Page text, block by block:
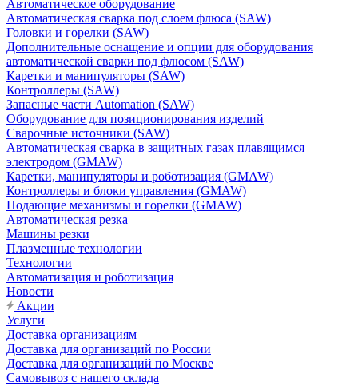
Автоматическое оборудование
Автоматическая сварка под слоем флюса (SAW)
Головки и горелки (SAW)
Дополнительные оснащение и опции для оборудования
автоматической сварки под флюсом (SAW)
Каретки и манипуляторы (SAW)
Контроллеры (SAW)
Запасные части Automation (SAW)
Оборудование для позиционирования изделий
Сварочные источники (SAW)
Автоматическая сварка в защитных газах плавящимся
электродом (GMAW)
Каретки, манипуляторы и роботизация (GMAW)
Контроллеры и блоки управления (GMAW)
Подающие механизмы и горелки (GMAW)
Автоматическая резка
Машины резки
Плазменные технологии
Технологии
Автоматизация и роботизация
Новости
Акции
Услуги
Доставка организациям
Доставка для организаций по России
Доставка для организаций по Москве
Самовывоз с нашего склада